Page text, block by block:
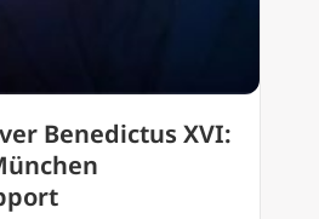
Benedictus XVI: